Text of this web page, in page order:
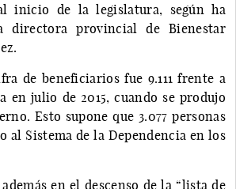
inicio de la legislatura, según ha
directora provincial de Bienestar
de beneficiarios fue 9.111 frente a
en julio de 2015, cuando se produjo
Esto supone que 3.077 personas
al Sistema de la Dependencia en los
en el descenso de la “lista de